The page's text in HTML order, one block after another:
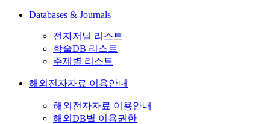
Databases & Journals
전자저널 리스트
학술DB 리스트
주제별 리스트
해외전자자료 이용안내
해외전자자료 이용안내
해외DB별 이용권한